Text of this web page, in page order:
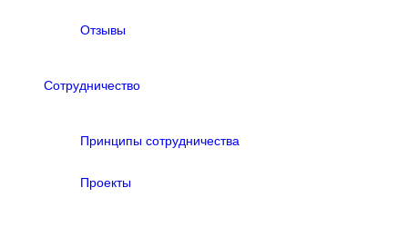
Отзывы
Сотрудничество
Принципы сотрудничества
Проекты